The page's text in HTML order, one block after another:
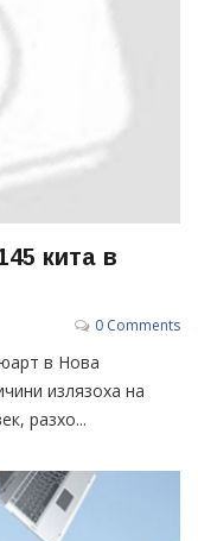
кита в
0 Comments
в Нова
излязоха на
разхо...